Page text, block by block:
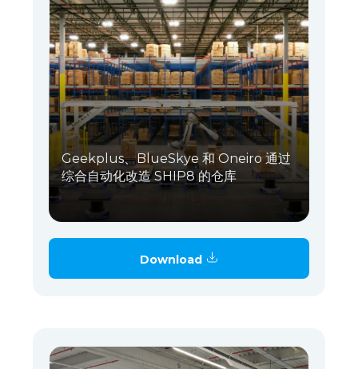
Geekplus、BlueSkye 和 Oneiro 通过
综合自动化改造 SHIP8 的仓库
Download